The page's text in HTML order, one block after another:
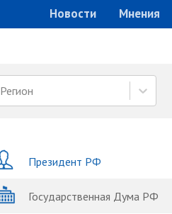
Новости Мнения
Регион
Президент РФ
Государственная Дума РФ